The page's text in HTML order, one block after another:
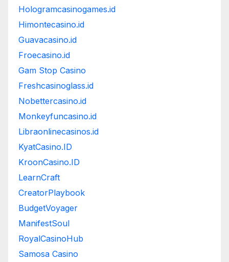
Hologramcasinogames.id
Himontecasino.id
Guavacasino.id
Froecasino.id
Gam Stop Casino
Freshcasinoglass.id
Nobettercasino.id
Monkeyfuncasino.id
Libraonlinecasinos.id
KyatCasino.ID
KroonCasino.ID
LearnCraft
CreatorPlaybook
BudgetVoyager
ManifestSoul
RoyalCasinoHub
Samosa Casino